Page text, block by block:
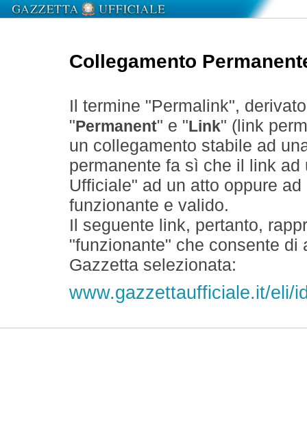
Collegamento
Il termine "Permalink",
" Permanent" e " Link" (link
un collegamento stabile ad
permanente fa sì che il link
Ufficiale" ad un atto oppure
funzionante e valido.
Il seguente link, pertanto,
"funzionante" che consente
Gazzetta selezionata:
www.gazzettaufficiale.it/eli/